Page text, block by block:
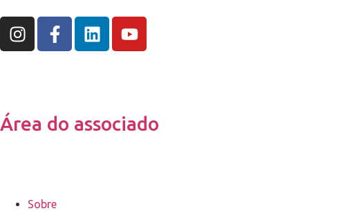
Área do associado
Sobre